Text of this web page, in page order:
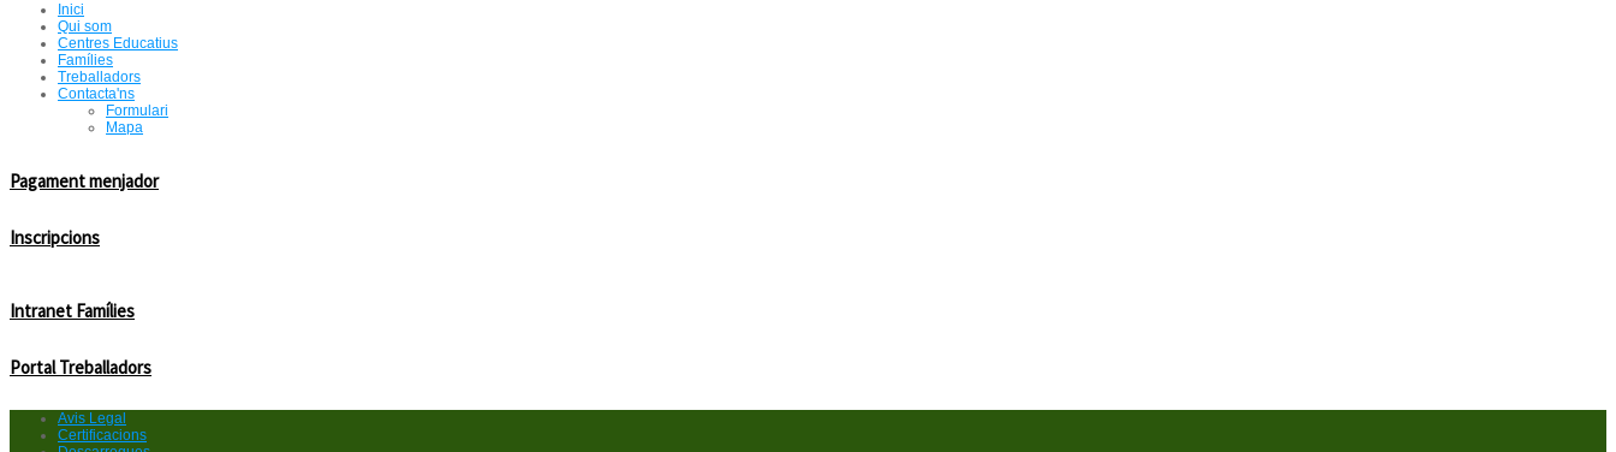
Inici
Qui som
Centres Educatius
Famílies
Treballadors
Contacta'ns
Formulari
Mapa
Pagament menjador
Inscripcions
Intranet Famílies
Portal Treballadors
Avis Legal
Certificacions